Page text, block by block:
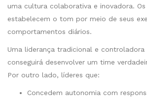
uma cultura colaborativa e inovadora. Os
estabelecem o tom por meio de seus
comportamentos diários.
Uma liderança tradicional e
conseguirá desenvolver um time
Por outro lado, líderes que:
Concedem autonomia com